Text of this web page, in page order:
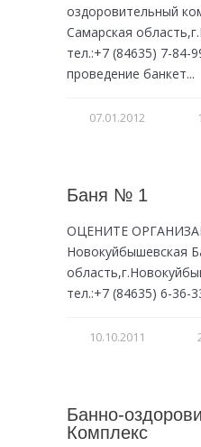
оздоровительный
Самарская
тел.:+7 (84635) 7-
проведение банкет...
07.01.2012 1
Баня № 1
ОЦЕНИТЕ
Новокуйбышевская
тел.:+7 (84635) 6-36-
10.10.2011
Банно-
Комплекс